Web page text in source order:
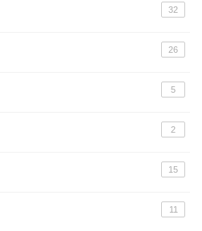
32
26
5
2
15
11